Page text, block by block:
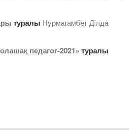
туралы Нурмагамбет Дiлда
педагог-2021» туралы